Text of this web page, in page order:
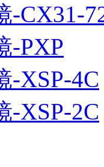
-CX31-
-PXP
-XSP-4C
-XSP-2C